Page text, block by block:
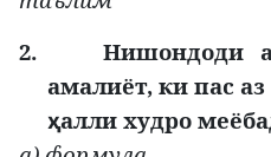
2.
Нишондоди
амалиёт, ки пас
ҳалли худро